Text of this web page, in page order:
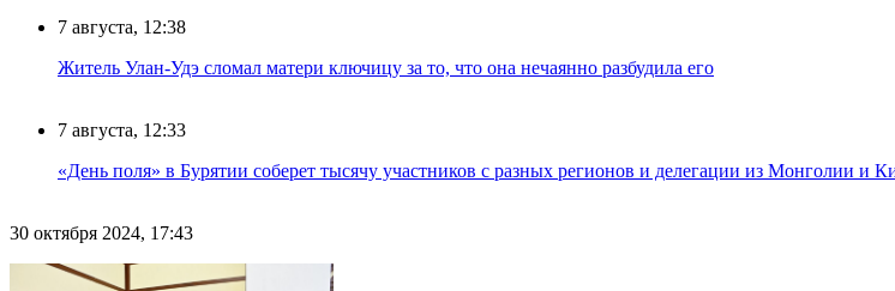
7 августа, 12:38
Житель Улан-Удэ сломал матери ключицу за то, что она нечаянно разбудила его
7 августа, 12:33
«День поля» в Бурятии соберет тысячу участников с разных регионов и делегации из Монголии и
30 октября 2024, 17:43